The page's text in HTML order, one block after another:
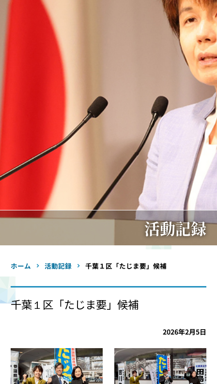
活動記録
ホーム 活動記録 千葉１区「たじま要」候補
千葉１区「たじま要」候補
2026年2月5日